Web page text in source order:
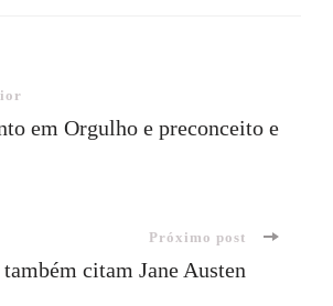
em Orgulho e preconceito e
Próximo post
também citam Jane Austen